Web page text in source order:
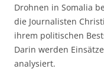
Drohnen in Somalia
die Journalisten
ihrem politischen
Darin werden
analysiert.